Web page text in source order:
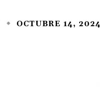
OCTUBRE 14,